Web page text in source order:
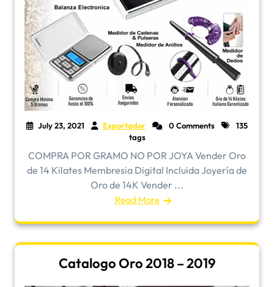
July 23, 2021 Exportador 0 Comments
135
tags
COMPRA POR GRAMO NO POR JOYA Vender Oro
de 14 Kilates Membresia Digital Incluida Joyería de
Oro de 14K Vender ...
Read More
Catalogo Oro 2018 – 2019